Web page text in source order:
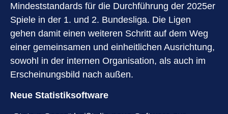
Mindeststandards für die Durchführung der 2025er
Spiele in der 1. und 2. Bundesliga. Die Ligen
gehen damit einen weiteren Schritt auf dem Weg
einer gemeinsamen und einheitlichen Ausrichtung,
sowohl in der internen Organisation, als auch im
Erscheinungsbild nach außen.
Neue Statistiksoftware